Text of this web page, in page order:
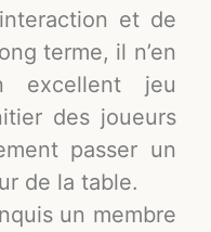
et de
terme, il n’en
excellent jeu
des joueurs
passer un
de la table.
un membre